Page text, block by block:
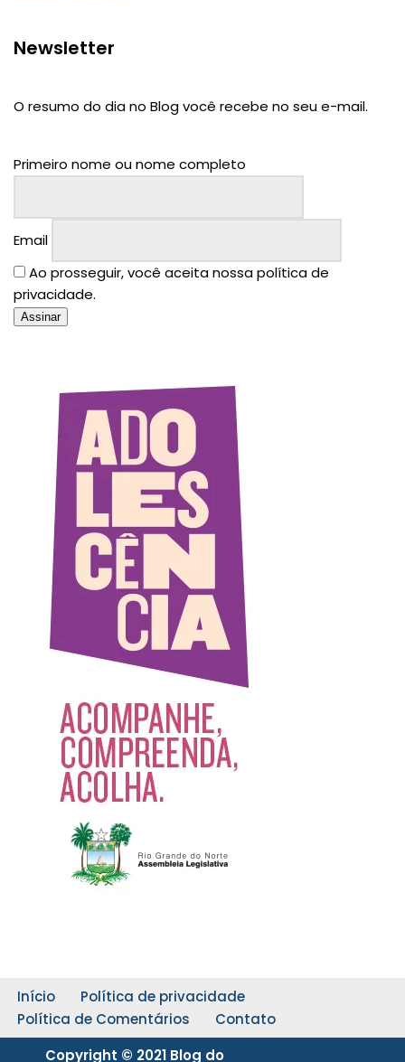
Newsletter
O resumo do dia no Blog você recebe no seu e-mail.
Primeiro nome ou nome completo
Email
Ao prosseguir, você aceita nossa política de
privacidade.
Início
Política de privacidade
Política de Comentários
Contato
Copyright © 2021 Blog do